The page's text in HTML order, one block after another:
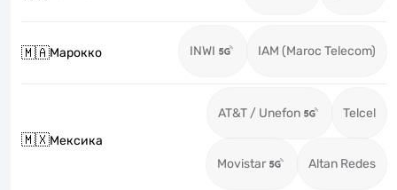
🇲🇦Марокко INWI IAM (Maroc Telecom)
🇲🇽Мексика
AT&T / Unefon Telcel
Movistar Altan Redes